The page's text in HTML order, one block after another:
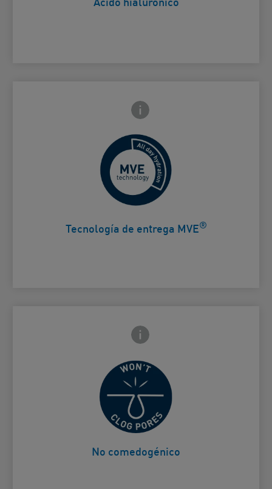
Icono de información frontal
Tecnología de entrega MVE®
Liberación controlada para
hidratación durante todo el día.
Icono de información frontal
No comedogénico
No obstruirá los poros.